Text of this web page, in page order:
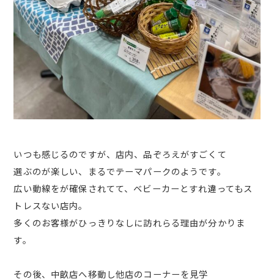
いつも感じるのですが、店内、品ぞろえがすごくて
選ぶのが楽しい、まるでテーマパークのようです。
広い動線をが確保されてて、ベビーカーとすれ違ってもス
トレスない店内。
多くのお客様がひっきりなしに訪れらる理由が分かりま
す。
その後、中畝店へ移動し他店のコーナーを見学